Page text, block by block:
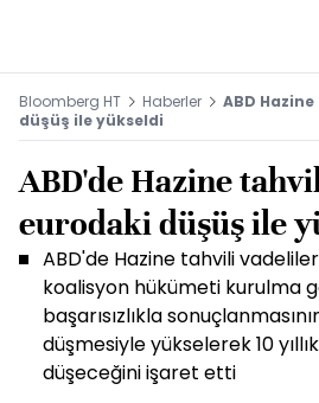
Bloomberg HT Haberler
ABD
düşüş ile yükseldi
ABD'de Hazine
eurodaki düşüş ile
ABD'de Hazine tahvili
koalisyon hükümeti kurulma
başarısızlıkla
düşmesiyle yükselerek 10
düşeceğini işaret etti